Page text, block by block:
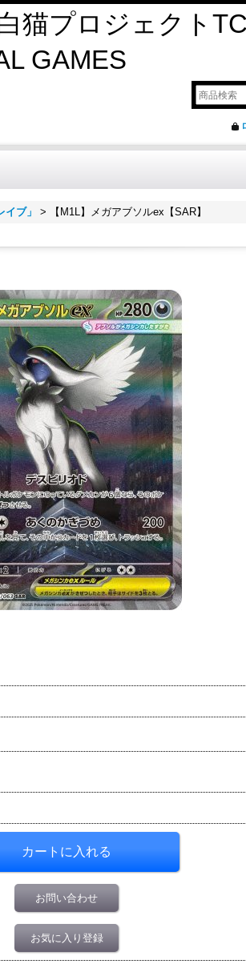
猫プロジェクト
GAMES
ブ」 > 【M1L】メガアブソルex【SAR】
お問い合わせ
お気に入り登録